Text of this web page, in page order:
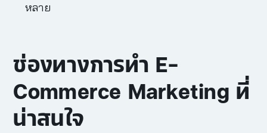
หลาย
ช่องทางการทำ E-
Commerce Marketing ที่
น่าสนใจ